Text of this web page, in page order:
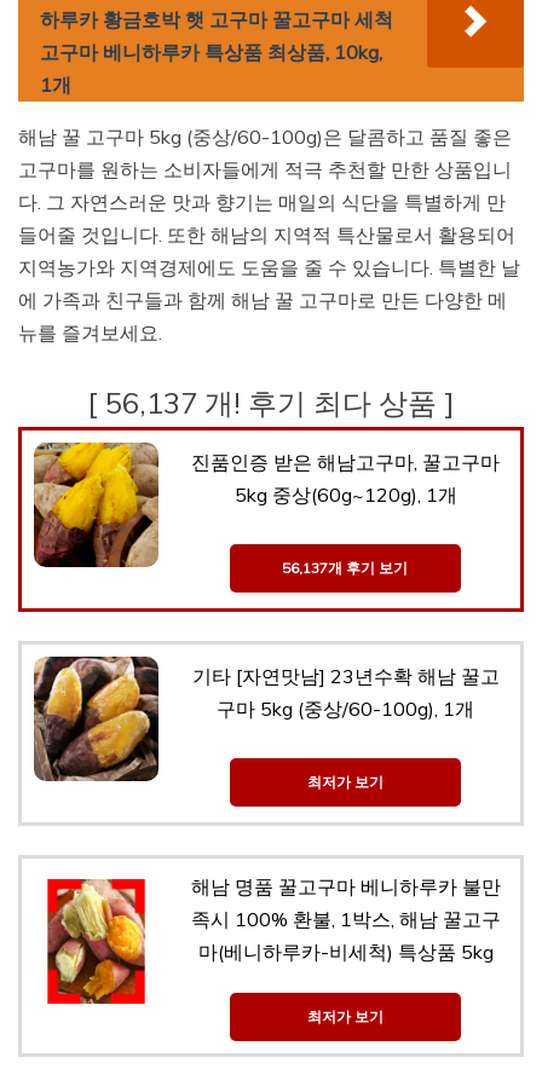
하루카 황금호박 햇 고구마 꿀고구마 세척
고구마 베니하루카 특상품 최상품, 10kg,
1개
해남 꿀 고구마 5kg (중상/60-100g)은 달콤하고 품질 좋은
고구마를 원하는 소비자들에게 적극 추천할 만한 상품입니
다. 그 자연스러운 맛과 향기는 매일의 식단을 특별하게 만
들어줄 것입니다. 또한 해남의 지역적 특산물로서 활용되어
지역농가와 지역경제에도 도움을 줄 수 있습니다. 특별한 날
에 가족과 친구들과 함께 해남 꿀 고구마로 만든 다양한 메
뉴를 즐겨보세요.
[ 56,137 개! 후기 최다 상품 ]
진품인증 받은 해남고구마, 꿀고구마
5kg 중상(60g~120g), 1개
56,137개 후기 보기
기타 [자연맛남] 23년수확 해남 꿀고
구마 5kg (중상/60-100g), 1개
최저가 보기
해남 명품 꿀고구마 베니하루카 불만
족시 100% 환불, 1박스, 해남 꿀고구
마(베니하루카-비세척) 특상품 5kg
최저가 보기